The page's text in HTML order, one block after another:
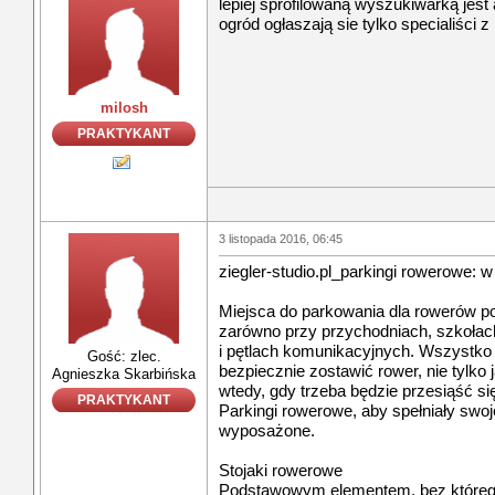
milosh
PRAKTYKANT
lepiej sprofilowaną wyszukiwarką jest
ogród ogłaszają sie tylko specialiści
Gość: zlec.
Agnieszka Skarbińska
PRAKTYKANT
3 listopada 2016, 06:45
ziegler-studio.pl_parkingi rowerowe:
Miejsca do parkowania dla rowerów
zarówno przy przychodniach,
i pętlach komunikacyjnych. Wszystko
bezpiecznie zostawić rower, nie tylko
wtedy, gdy trzeba będzie przesiąść
Parkingi rowerowe, aby spełniały
wyposażone.
Stojaki rowerowe
Podstawowym elementem, bez